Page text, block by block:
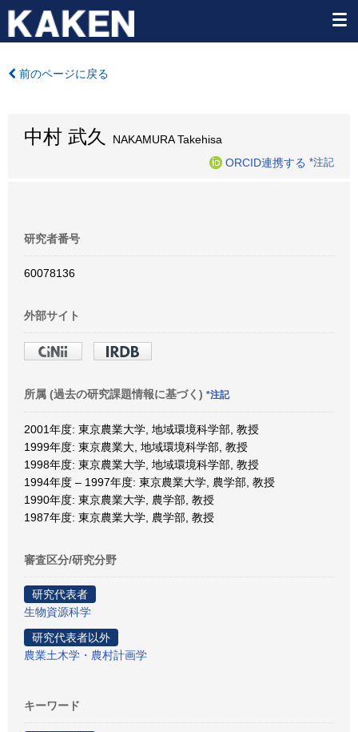
前のページに戻る
中村 武久
NAKAMURA Takehisa
ORCID連携する *注記
研究者番号
60078136
外部サイト
所属 (過去の研究課題情報に基づく) *注記
2001年度: 東京農業大学, 地域環境科学部, 教授
1999年度: 東京農業大, 地域環境科学部, 教授
1998年度: 東京農業大学, 地域環境科学部, 教授
1994年度 – 1997年度: 東京農業大学, 農学部, 教授
1990年度: 東京農業大学, 農学部, 教授
1987年度: 東京農業大学, 農学部, 教授
審査区分/研究分野
研究代表者
生物資源科学
研究代表者以外
農業土木学・農村計画学
キーワード